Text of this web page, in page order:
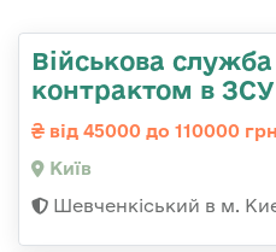
Військова служба
контрактом в ЗСУ
від 45000 до 110000 грн
Київ
Шевченкіський в м.